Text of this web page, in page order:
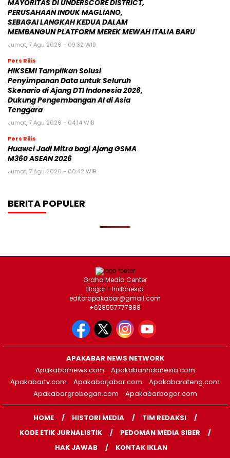
MAYORITAS DI UNDERSCORE DISTRICT,
PERUSAHAAN INDUK MAGLIANO,
SEBAGAI LANGKAH KEDUA DALAM
MEMBANGUN PLATFORM MEREK MEWAH ITALIA BARU
Jumat, 7 Agu 2026 - 09:32 WIB
Pers Rilis
HIKSEMI Tampilkan Solusi
Penyimpanan Data untuk Seluruh
Skenario di Ajang DTI Indonesia 2026,
Dukung Pengembangan AI di Asia
Tenggara
Jumat, 7 Agu 2026 - 04:14 WIB
Pers Rilis
Huawei Jadi Mitra bagi Ajang GSMA
M360 ASEAN 2026
Jumat, 7 Agu 2026 - 00:42 WIB
BERITA POPULER
Graha Media Center
Bogor - Indonesia
editorapakabar@gmail.com
+628557777888
APAKABAR NEWS NETWORK
Apakabarnews.com
Apakabarindonesia.com
Apakabartv.com
Apakabarjabar.com
Apakabarateng.com
Apakabargrobogan.com
Apakabarbogor.com
HOME HISTORI MEDIA
TIM REDAKSI
KODE ETIK JURNALISTIK
PEDOMAN MEDIA SIBER
HAK JAWAB
KONTAK IKLAN